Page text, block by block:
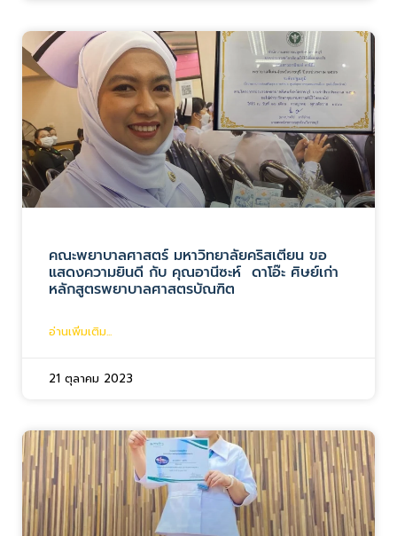
คณะพยาบาลศาสตร์ มหาวิทยาลัยคริสเตียน ขอ
แสดงความยินดี กับ คุณอานีซะห์ ดาโอ๊ะ ศิษย์เก่า
หลักสูตรพยาบาลศาสตรบัณฑิต
อ่านเพิ่มเติม...
21 ตุลาคม 2023